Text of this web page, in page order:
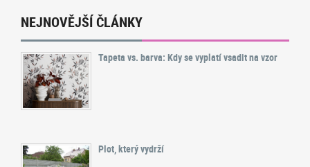
NEJNOVĚJŠÍ ČLÁNKY
Tapeta vs. barva: Kdy se vyplatí vsadit na vzor
Plot, který vydrží